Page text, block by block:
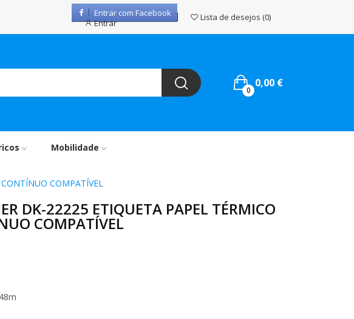
Entrar com Facebook
Entrar
Lista de desejos 0
0,00 €
0
Mobilidade
COMPATÍVEL
DK-22225 ETIQUETA PAPEL TÉRMICO
COMPATÍVEL